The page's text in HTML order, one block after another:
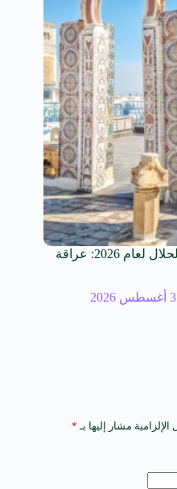
تونس الخضراء في ميزان السياحة الحلال لعام 2026: عراقة
3 أغسطس 2026
الإلزامية مشار إليها بـ *